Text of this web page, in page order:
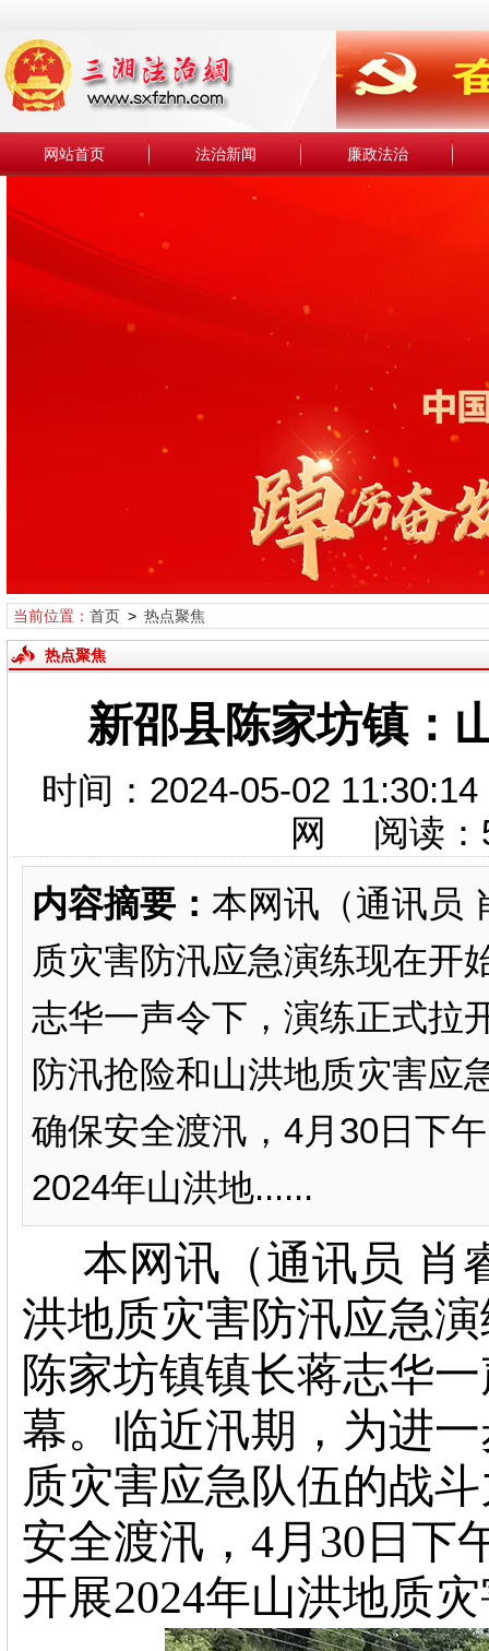
网站首页 法治新闻 廉政法治
当前位置： 首页> 热点聚焦
热点聚焦
新邵县陈家坊镇：
时间：2024-05-02
网 阅读：
内容摘要： 本网讯（通讯员
质灾害防汛应急演练现在开
志华一声令下，演练正式拉
防汛抢险和山洪地质灾害应
确保安全渡汛，4月30日下
2024年山洪地......
本网讯（通讯员 肖
洪地质灾害防汛应急
陈家坊镇镇长蒋志华
幕。 临近汛期，为进
质灾害应急队伍的战
安全渡汛， 4月 30 日 下
开展2024年山洪地质